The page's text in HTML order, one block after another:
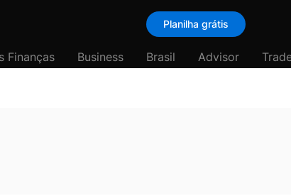
Planilha grátis
Finanças Business Brasil Advisor